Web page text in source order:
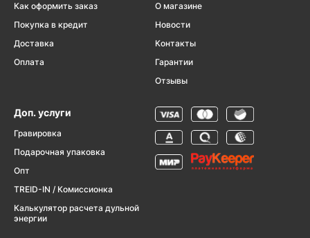
Как оформить заказ
Покупка в кредит
Доставка
Оплата
О магазине
Новости
Контакты
Гарантии
Отзывы
Доп. услуги
Гравировка
Подарочная упаковка
Опт
TREID-IN / Комиссионка
Калькулятор расчета дульной
энергии